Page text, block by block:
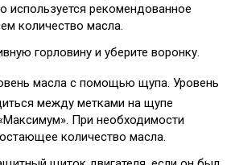
используется рекомендованное
количество масла.
горловину и уберите воронку.
масла с помощью щупа. Уровень
между метками на щупе
При необходимости
количество масла.